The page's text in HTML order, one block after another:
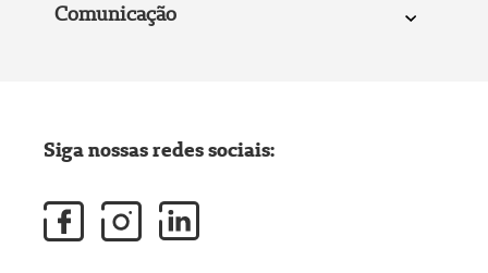
Comunicação
Siga nossas redes sociais: